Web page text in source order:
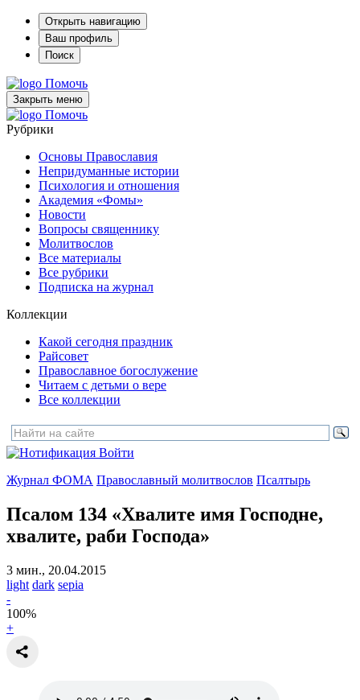
Открыть навигацию
Ваш профиль
Поиск
Помочь
Закрыть меню
Помочь
Рубрики
Основы Православия
Непридуманные истории
Психология и отношения
Академия «Фомы»
Новости
Вопросы священнику
Молитвослов
Все материалы
Все рубрики
Подписка на журнал
Коллекции
Какой сегодня праздник
Райсовет
Православное богослужение
Читаем с детьми о вере
Все коллекции
Войти
Журнал ФОМА Православный молитвослов Псалтырь
Псалом 134 «Хвалите имя Господне,
хвалите, раби Господа»
3 мин., 20.04.2015
light dark sepia
-
100%
+